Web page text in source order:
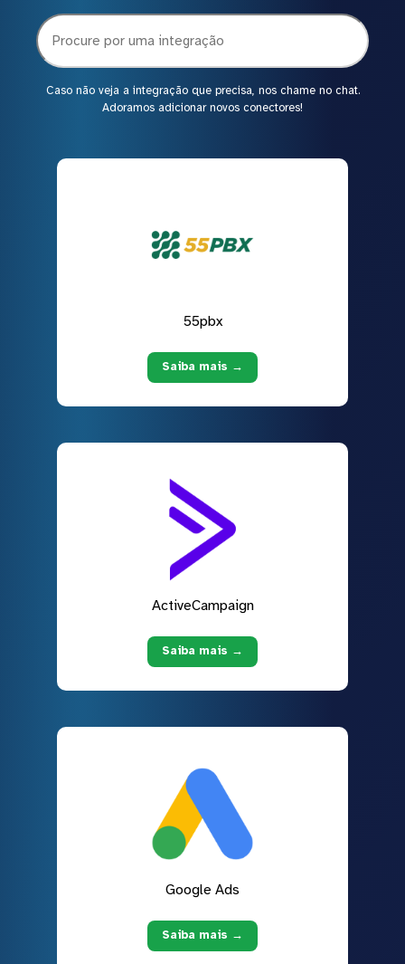
Caso não veja a integração que precisa, nos chame no chat.
Adoramos adicionar novos conectores!
55pbx
Saiba mais →
ActiveCampaign
Saiba mais →
Google Ads
Saiba mais →